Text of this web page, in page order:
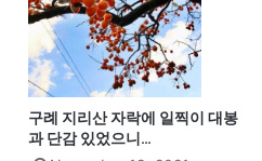
구례 지리산 자락에 일찍이 대봉
과 단감 있었으니…